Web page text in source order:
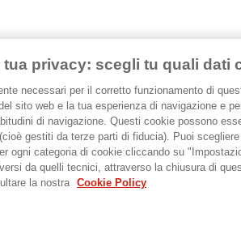
Calendario Eventi Ristorazione
News Diventa partner
tua privacy: scegli tu quali dati
necessari per il corretto funzionamento di
sito web e la tua esperienza di navigazione e
di navigazione. Questi cookie possono
gestiti da terze parti di fiducia). Puoi
ogni categoria di cookie cliccando su
da quelli tecnici, attraverso la chiusura di
la nostra Cookie Policy